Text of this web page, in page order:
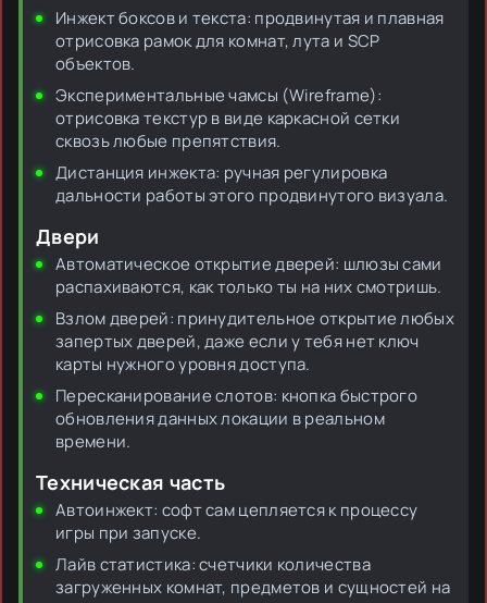
Инжект боксов и текста: продвинутая и плавная
отрисовка рамок для комнат, лута и SCP
объектов.
Экспериментальные чамсы (Wireframe):
отрисовка текстур в виде каркасной сетки
сквозь любые препятствия.
Дистанция инжекта: ручная регулировка
дальности работы этого продвинутого визуала.
Двери
Автоматическое открытие дверей: шлюзы сами
распахиваются, как только ты на них смотришь.
Взлом дверей: принудительное открытие любых
запертых дверей, даже если у тебя нет ключ
карты нужного уровня доступа.
Пересканирование слотов: кнопка быстрого
обновления данных локации в реальном
времени.
Техническая часть
Автоинжект: софт сам цепляется к процессу
игры при запуске.
Лайв статистика: счетчики количества
загруженных комнат, предметов и сущностей на